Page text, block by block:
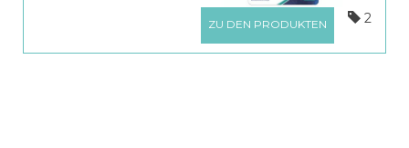
ZU DEN PRODUKTEN 2